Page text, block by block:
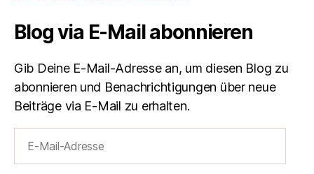
Blog via E-Mail abonnieren
Gib Deine E-Mail-Adresse an, um diesen Blog zu
abonnieren und Benachrichtigungen über neue
Beiträge via E-Mail zu erhalten.
Mail-